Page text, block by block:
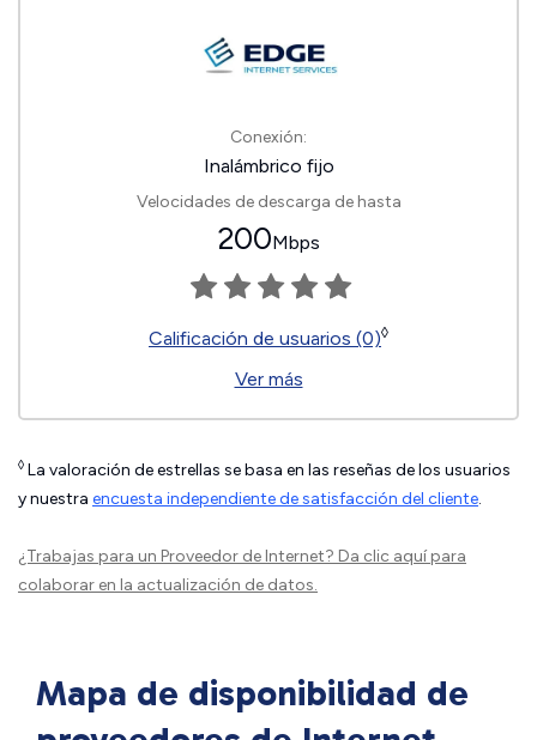
Conexión:
Inalámbrico fijo
Velocidades de descarga de hasta
200Mbps
Calificación de usuarios (0)◊
Ver más
◊ La valoración de estrellas se basa en las reseñas de los usuarios
y nuestra encuesta independiente de satisfacción del cliente.
¿Trabajas para un Proveedor de Internet? Da clic aquípara
colaborar en la actualización de datos.
Mapa de disponibilidad de